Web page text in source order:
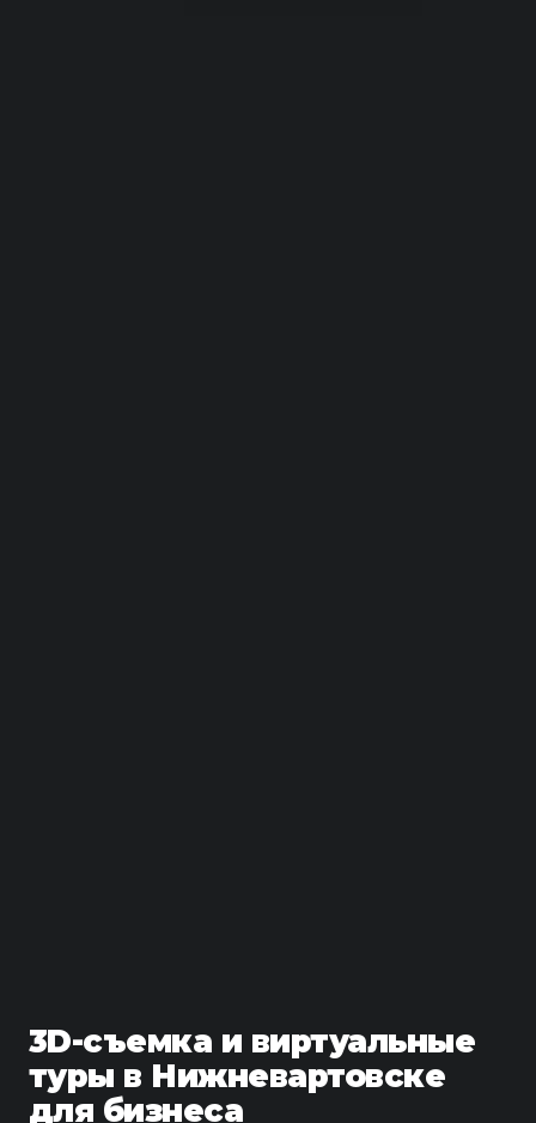
3D-съемка и виртуальные
туры в Нижневартовске
для бизнеса